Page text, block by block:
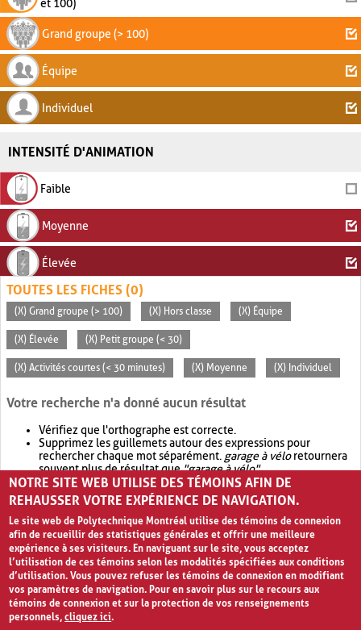
et 100)
Grand groupe (> 100)
Équipe
Individuel
INTENSITÉ D'ANIMATION
Faible
Moyenne
Élevée
TOUTES LES FICHES (0)
(X) Grand groupe (> 100) (X) Hors classe (X) Équipe
(X) Élevée (X) Petit groupe (< 30)
(X) Activités courtes (< 30 minutes) (X) Moyenne (X) Individuel
Votre recherche n'a donné aucun résultat
Vérifiez que l'orthographe est correcte.
Supprimez les guillemets autour des expressions pour
rechercher chaque mot séparément. garage à véloretournera
souvent plus de résultat que"garage à vélo".
Envisagez d'élargir votre recherche avec OR.garage OR vélo
retournera souvent plus de résultat quegarage à vélo
NOTRE SITE WEB UTILISE DES TÉMOINS AFIN DE
REHAUSSER VOTRE EXPÉRIENCE DE NAVIGATION.
Le site web de Polytechnique Montréal utilise des témoins de connexion
afin de recueillir des statistiques générales et offrir une meilleure
expérience à ses visiteurs. En naviguant sur le site, vous acceptez
l’utilisation de ces témoins selon les modalités spécifiées aux conditions
d’utilisation. Vous pouvez refuser les témoins de connexion en modifiant
vos paramètres de navigation. Pour en savoir plus sur le recours aux
témoins de connexion et sur la protection de vos renseignements
personnels,cliquez ici.